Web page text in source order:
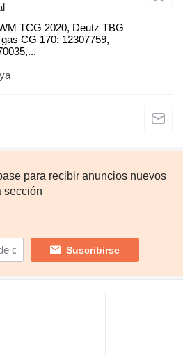
TCG 2020, Deutz TBG
CG 170: 12307759,
para recibir anuncios nuevos
sección
Suscribirse